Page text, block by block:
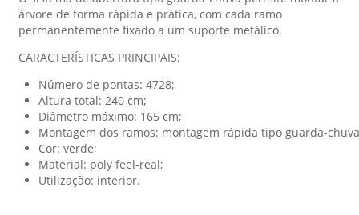
árvore de forma rápida e prática, com cada ramo
permanentemente fixado a um suporte metálico.
CARACTERÍSTICAS PRINCIPAIS:
Número de pontas: 4728;
Altura total: 240 cm;
Diâmetro máximo: 165 cm;
Montagem dos ramos: montagem rápida tipo guarda-
Cor: verde;
Material: poly feel-real;
Utilização: interior.